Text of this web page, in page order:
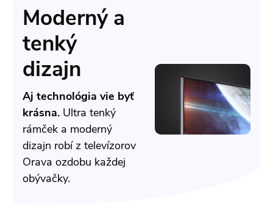
Moderný a
tenký
dizajn
Aj technológia vie byť
krásna. Ultra tenký
rámček a moderný
dizajn robí z televízorov
Orava ozdobu každej
obývačky.